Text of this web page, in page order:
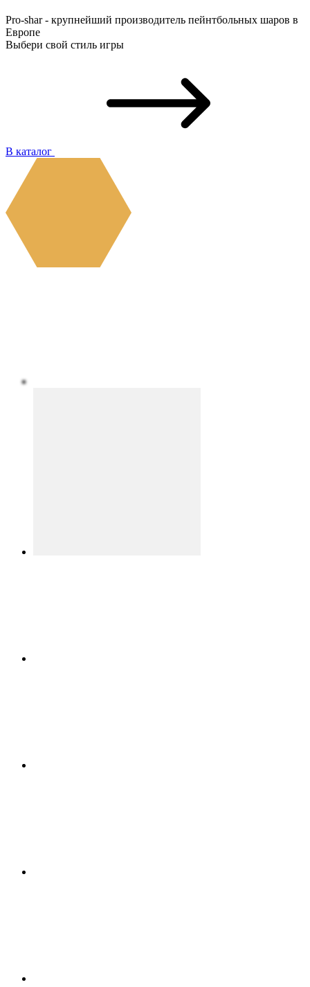
Pro-shar - крупнейший производитель пейнтбольных шаров в
Европе
Выбери свой стиль игры
В каталог